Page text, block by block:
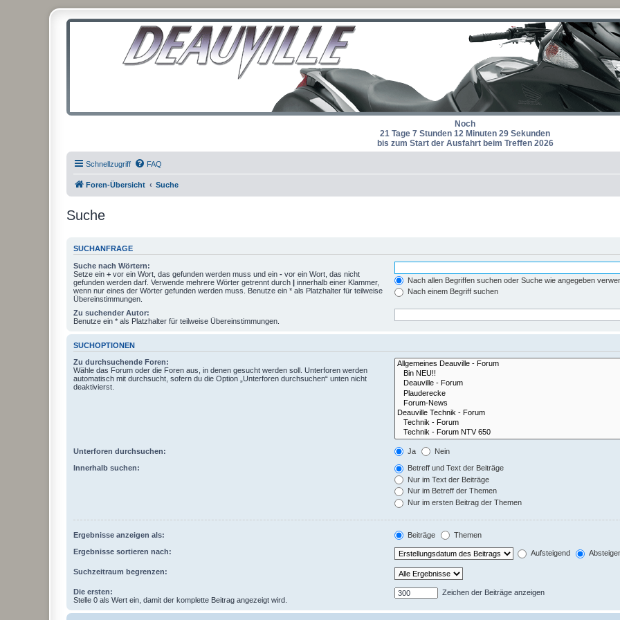
Noch
21 Tage 7 Stunden 12 Minuten 29 Sekunden
bis zum Start der Ausfahrt beim Treffen 2026
Schnellzugriff FAQ
Foren-Übersicht Suche
Suche
SUCHANFRAGE
Suche nach Wörtern:
Setze ein + vor ein Wort, das gefunden werden muss und ein - vor ein Wort, das nicht
gefunden werden darf. Verwende mehrere Wörter getrennt durch | innerhalb einer Klammer,
wenn nur eines der Wörter gefunden werden muss. Benutze ein * als Platzhalter für teilweise
Übereinstimmungen.
Nach allen Begriffen suchen oder Suche wie angegeben
Nach einem Begriff suchen
Zu suchender Autor:
Benutze ein * als Platzhalter für teilweise Übereinstimmungen.
SUCHOPTIONEN
Zu durchsuchende Foren:
Wähle das Forum oder die Foren aus, in denen gesucht werden soll. Unterforen werden
automatisch mit durchsucht, sofern du die Option „Unterforen durchsuchen“ unten nicht
deaktivierst.
Unterforen durchsuchen: Ja Nein
Innerhalb suchen:
Betreff und Text der Beiträge
Nur im Text der Beiträge
Nur im Betreff der Themen
Nur im ersten Beitrag der Themen
Ergebnisse anzeigen als: Beiträge Themen
Ergebnisse sortieren nach: Aufsteigend
Suchzeitraum begrenzen:
Die ersten:
Stelle 0 als Wert ein, damit der komplette Beitrag angezeigt wird.
Zeichen der Beiträge anzeigen